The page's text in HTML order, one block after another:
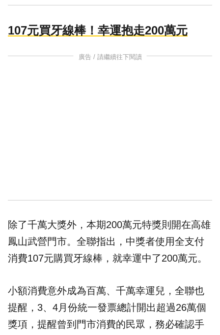
107元買牙線棒！幸運抱走200萬元
廣告 / 請繼續往下閱讀
除了千萬大獎外，本期200萬元特獎則開在高雄
鳳山武營門市。全聯指出，中獎者使用全支付
消費107元購買牙線棒，就幸運中了200萬元。
小額消費意外成為百萬、千萬幸運兒，全聯也
提醒，3、4月份統一發票總計開出超過26萬個
獎項，提醒曾到門市消費的民眾，務必確認手